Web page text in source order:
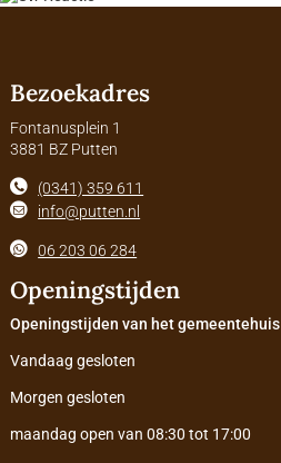
Bezoekadres
Fontanusplein 1
3881 BZ Putten
(0341) 359 611
info@putten.nl
06 203 06 284
Openingstijden
Openingstijden van het gemeentehuis
Vandaag gesloten
Morgen gesloten
maandag open van 08:30 tot 17:00